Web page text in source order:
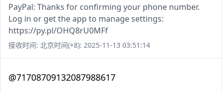
PayPal: Thanks for confirming your phone number.
Log in or get the app to manage settings:
https://py.pl/OHQ8rU0MFf
接收时间: 北京时间(+8): 2025-11-13 03:51:14
@71708709132087988617